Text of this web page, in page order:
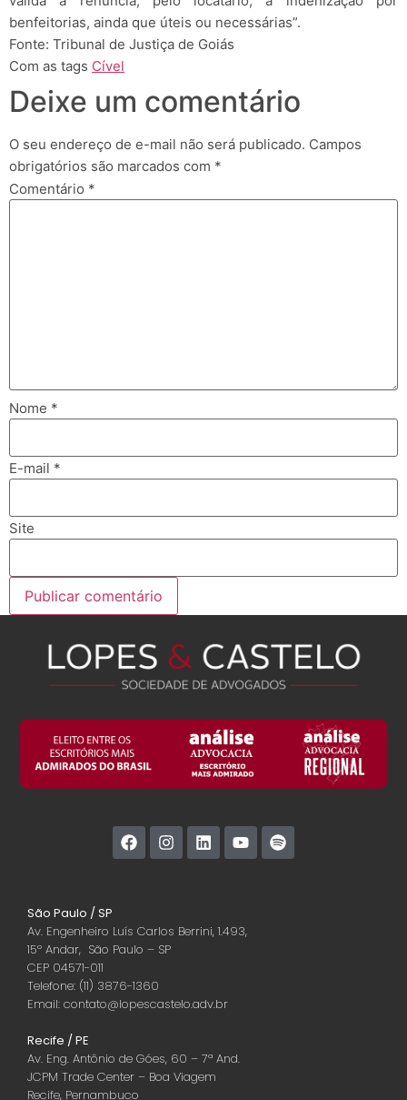
benfeitorias, ainda que úteis ou necessárias”.
Fonte: Tribunal de Justiça de Goiás
Com as tags Cível
Deixe um comentário
O seu endereço de e-mail não será publicado. Campos
obrigatórios são marcados com *
Comentário *
Nome *
E-mail *
Site
São Paulo / SP
Av. Engenheiro Luís Carlos Berrini, 1.493,
15º Andar, São Paulo – SP
CEP 04571-011
Telefone: (11) 3876-1360
Email: contato@lopescastelo.adv.br
Recife / PE
Av. Eng. Antônio de Góes, 60 – 7ª And.
JCPM Trade Center – Boa Viagem
Recife, Pernambuco